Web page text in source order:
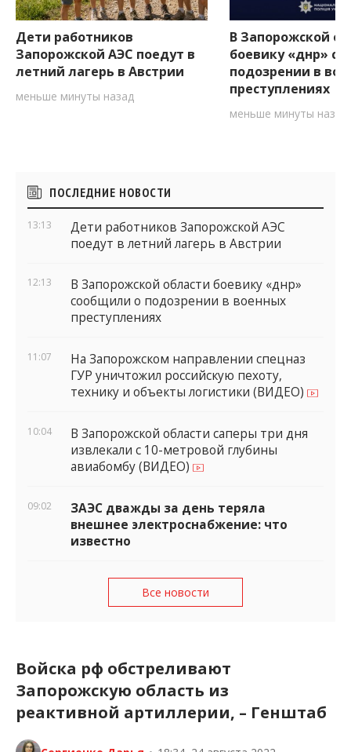
Дети работников
Запорожской АЭС поедут в
летний лагерь в Австрии
меньше минуты назад
В Запорожской
боевику «днр»
подозрении в
преступлениях
меньше минуты назад
Боковые
виджеты
ПОСЛЕДНИЕ НОВОСТИ
13:13
Дети работников Запорожской АЭС
поедут в летний лагерь в Австрии
12:13
В Запорожской области боевику «днр»
сообщили о подозрении в военных
преступлениях
11:07
На Запорожском направлении спецназ
ГУР уничтожил российскую пехоту,
технику и объекты логистики (ВИДЕО)
10:04
В Запорожской области саперы три дня
извлекали с 10-метровой глубины
авиабомбу (ВИДЕО)
09:02
ЗАЭС дважды за день теряла
внешнее электроснабжение: что
известно
Все новости
Войска рф обстреливают
Запорожскую область из
реактивной артиллерии, – Генштаб